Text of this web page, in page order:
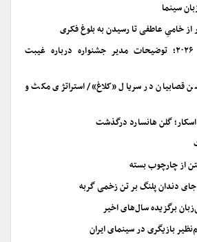
سینما
خامیِ عاطفی تا رسیدن به بلوغ فکری
فستیوال فیلم ونیز ۲۰۲۶؛ توضیحات مدیر جشنواره درباره غیبت
قصابیان در سریال «کلاغ»/ استراتژی مکث و
گلن هانسارد درگذشت
از چارچوب بسته
دندان پلنگ بر تن زخمی گربه
بازیگری در سینمای ایران